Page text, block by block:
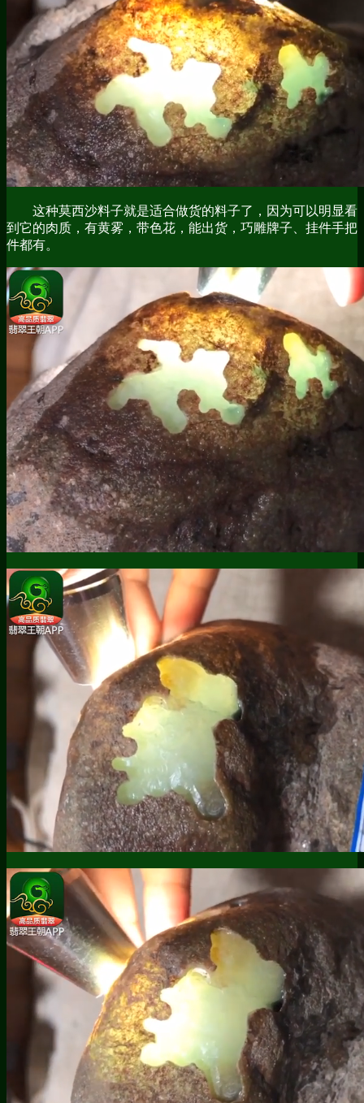
这种莫西沙料子就是适合做货的料子了，因为可以明显看
到它的肉质，有黄雾，带色花，能出货，巧雕牌子、挂件手把
件都有。